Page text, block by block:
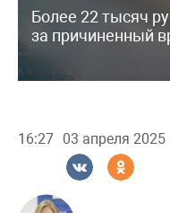
Более 22 тысяч
за причиненный
16:27 03 апреля 2025